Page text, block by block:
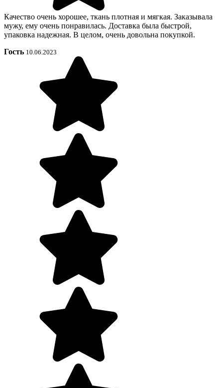
Качество очень хорошее, ткань плотная и мягкая. Заказывала
мужу, ему очень понравилась. Доставка была быстрой,
упаковка надежная. В целом, очень довольна покупкой.
Гость 10.06.2023